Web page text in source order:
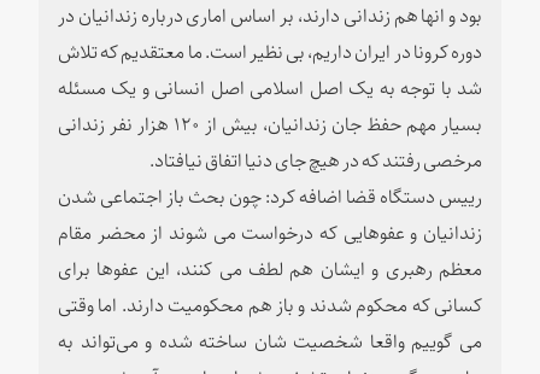
بود و انها هم زندانی دارند، بر اساس اماری درباره زندانیان در
دوره کرونا در ایران داریم، بی نظیر است. ما معتقدیم که تلاش
شد با توجه به یک اصل اسلامی اصل انسانی و یک مسئله
بسیار مهم حفظ جان زندانیان، بیش از ۱۲۰ هزار نفر زندانی
مرخصی رفتند که در هیچ جای دنیا اتفاق نیافتاد.
رییس دستگاه قضا اضافه کرد: چون بحث باز اجتماعی شدن
زندانیان و عفوهایی که درخواست می شوند از محضر مقام
معظم رهبری و ایشان هم لطف می کنند، این عفوها برای
کسانی که محکوم شدند و باز هم محکومیت دارند. اما وقتی
می گوییم واقعا شخصیت شان ساخته شده و می‌تواند به